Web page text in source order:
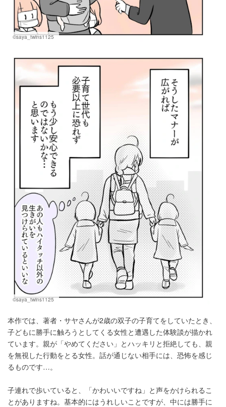
©saya_twins1125
©saya_twins1125
本作では、著者・サヤさんが2歳の双子の子育てをしていたとき、
子どもに勝手に触ろうとしてくる女性と遭遇した体験談が描かれ
ています。親が「やめてください」とハッキリと拒絶しても、親
を無視した行動をとる女性。話が通じない相手には、恐怖を感じ
るものです…。
子連れで歩いていると、「かわいいですね」と声をかけられるこ
とがありますね。基本的にはうれしいことですが、中には勝手に